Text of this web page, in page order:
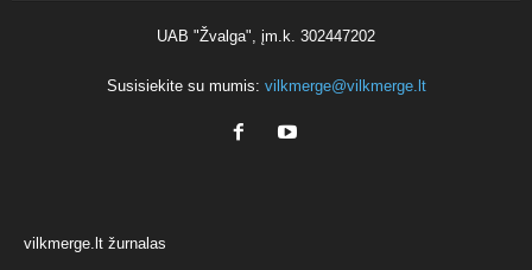
UAB "Žvalga", įm.k. 302447202
Susisiekite su mumis: vilkmerge@vilkmerge.lt
vilkmerge.lt žurnalas